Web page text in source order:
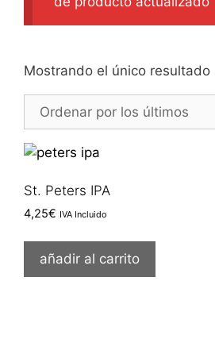
Mostrando el único resultado
St. Peters IPA
4,25€ IVA Incluido
añadir al carrito